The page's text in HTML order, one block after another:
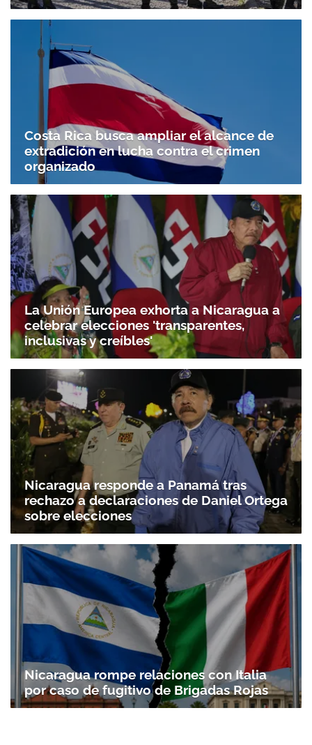
Costa Rica busca ampliar el alcance de
extradición en lucha contra el crimen
organizado
La Unión Europea exhorta a Nicaragua a
celebrar elecciones 'transparentes,
inclusivas y creíbles'
Nicaragua responde a Panamá tras
rechazo a declaraciones de Daniel Ortega
sobre elecciones
Nicaragua rompe relaciones con Italia
por caso de fugitivo de Brigadas Rojas